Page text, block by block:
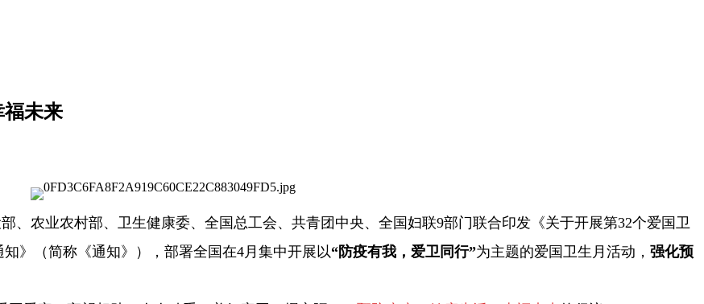
福未来
、农业农村部、卫生健康委、全国总工会、共青团中央、全国妇联9部门联合印发《关于开展第32个爱国卫
》（简称《通知》），部署全国在4月集中开展以“防疫有我，爱卫同行”为主题的爱国卫生月活动， 强化预